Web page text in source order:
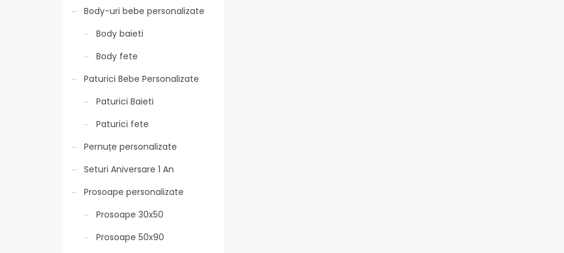
Body-uri bebe personalizate
Body baieti
Body fete
Paturici Bebe Personalizate
Paturici Baieti
Paturici fete
Pernuțe personalizate
Seturi Aniversare 1 An
Prosoape personalizate
Prosoape 30x50
Prosoape 50x90